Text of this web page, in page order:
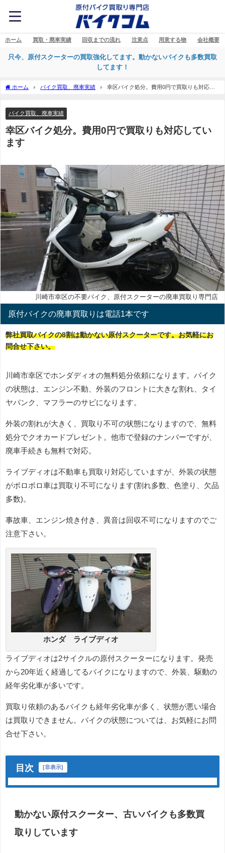
ホーム 買取・廃車実績 回収までの流れ 注意点 用意する物 会社概要
只今、原付スクーターの買取強化してます。動かないバイクも多数買取
してます！
ホーム バイク買取、廃車実績
幸区バイク処分。費用0円で買取りも対応し
バイク買取、廃車実績
幸区バイク処分。費用0円で買取りも対応してい
ます
川崎市幸区の不要バイク、原付スクーターの廃車買取り専門店
原付バイクの廃車買取りは電話1本です
弊社買取バイクの8割は動かない原付スクーターです。お気軽にお
問合せ下さい。
川崎市幸区でホンダディオの無料処分依頼になります。バイク
の状態は、エンジン不動、外装のフロントに大きな割れ、タイ
ヤパンク、マフラーのサビになります。
外装の割れが大きく、買取り不可の状態になりますので、無料
処分でクオカードプレゼント。他市で登録のナンバーですが、
廃車手続きも無料で対応。
ライブディオは不動車も買取り対応していますが、外装の状態
がボロボロ車は買取り不可になります(割れ多数、色塗り、欠品
多数)。
事故車、エンジン焼き付き、異音は回収不可になりますのでご
注意下さい。
ホンダ ライブディオ
ライブディオは2サイクルの原付スクーターになります。発売
から20年近く経過してるバイクになりますので、外装、駆動の
経年劣化車が多いです。
買取り依頼のあるバイクも経年劣化車が多く、状態が悪い場合
は買取りできません。バイクの状態については、お気軽にお問
合せ下さい。
目次 [非表示]
動かない原付スクーター、古いバイクも多数買
取りしています